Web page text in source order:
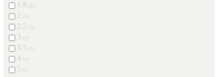
1.8 (1)
2 (1)
2.5 (2)
3 (4)
3.5 (2)
4 (4)
5 (2)